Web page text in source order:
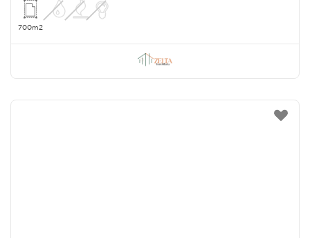
700m2